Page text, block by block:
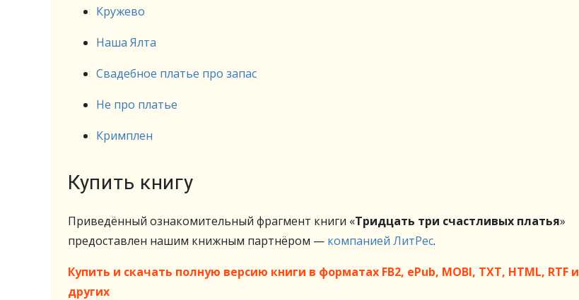
Кружево
Наша Ялта
Свадебное платье про запас
Не про платье
Кримплен
Купить книгу
Приведённый ознакомительный фрагмент книги «Тридцать три счастливых платья»
предоставлен нашим книжным партнёром — компанией ЛитРес.
Купить и скачать полную версию книги в форматах FB2, ePub, MOBI, TXT, HTML, RTF и
других